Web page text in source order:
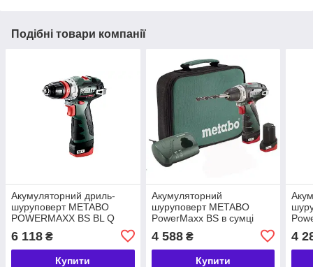
Подібні товари компанії
Акумуляторний дриль-
шуруповерт METABO
POWERMAXX BS BL Q
6 118 ₴
Купити
Акумуляторний
шуруповерт METABO
PowerMaxx BS в сумці
4 588₴
Купити
4